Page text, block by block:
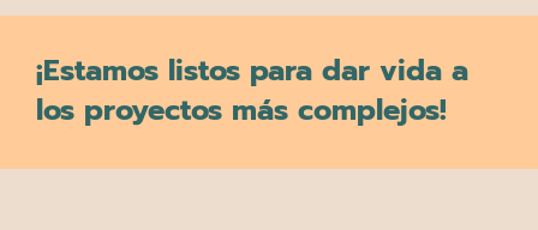
¡Estamos listos para dar vida a
los proyectos más complejos!